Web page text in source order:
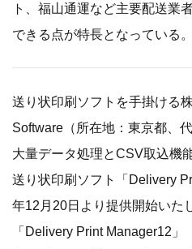
ト、福山通運など主要配送業
できる点が特長となっている。
送り状印刷ソフトを手掛ける
Software（所在地：東京都、
大量データ処理とCSV取込機
送り状印刷ソフト「Delivery
年12月20日より提供開始いた
「Delivery Print Manager12」